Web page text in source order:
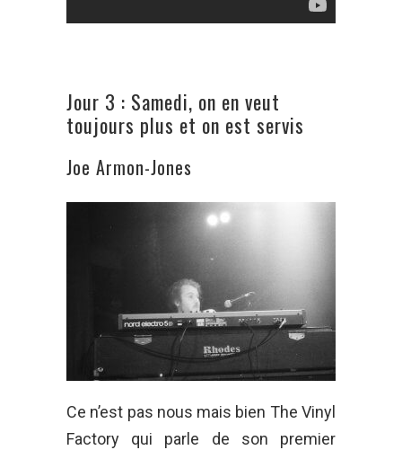
Jour 3 : Samedi, on en veut
toujours plus et on est servis
Joe Armon-Jones
Ce n’est pas nous mais bien The Vinyl
Factory qui parle de son premier